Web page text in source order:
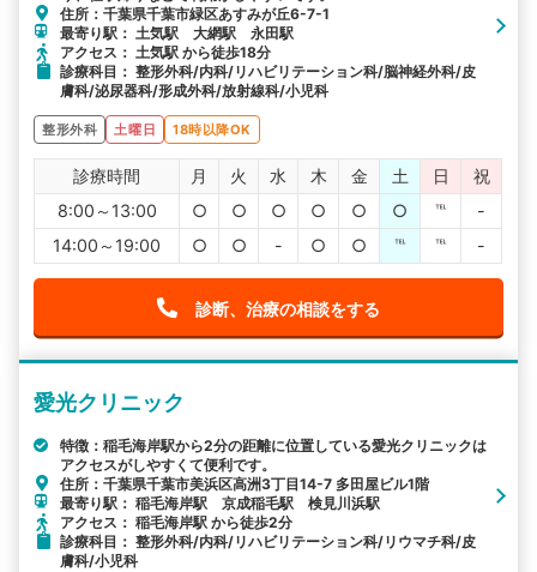
住所：千葉県千葉市緑区あすみが丘6-7-1
最寄り駅： 土気駅 大網駅 永田駅
アクセス： 土気駅 から徒歩18分
診療科目： 整形外科/内科/リハビリテーション科/脳神経外科/皮
膚科/泌尿器科/形成外科/放射線科/小児科
整形外科 土曜日 18時以降OK
診療時間 月 火 水 木 金 土 日
祝
8:00～13:00
○ ○ ○ ○ ○ ○ ℡
-
14:00～19:00
○ ○ - ○ ○ ℡ ℡ -
診断、治療の相談をする
愛光クリニック
特徴：稲毛海岸駅から2分の距離に位置している愛光クリニックは
アクセスがしやすくて便利です。
住所：千葉県千葉市美浜区高洲3丁目14-7 多田屋ビル1階
最寄り駅： 稲毛海岸駅 京成稲毛駅 検見川浜駅
アクセス： 稲毛海岸駅 から徒歩2分
診療科目： 整形外科/内科/リハビリテーション科/リウマチ科/皮
膚科/小児科